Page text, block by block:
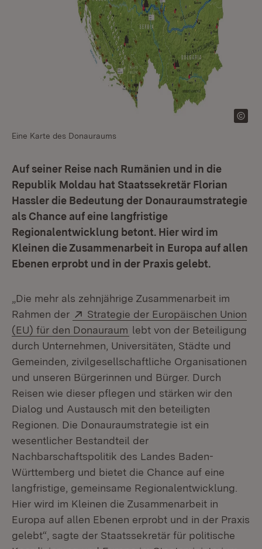
Eine Karte des Donauraums
Auf seiner Reise nach Rumänien und in die
Republik Moldau hat Staatssekretär Florian
Hassler die Bedeutung der Donauraumstrategie
als Chance auf eine langfristige
Regionalentwicklung betont. Hier wird im
Kleinen die Zusammenarbeit in Europa auf allen
Ebenen erprobt und in der Praxis gelebt.
„Die mehr als zehnjährige Zusammenarbeit im
Rahmen der
Extern:
Strategie der Europäischen Union
(EU) für den Donauraum (Öffnet in neuem Fenster)
lebt von der Beteiligung
durch Unternehmen, Universitäten, Städte und
Gemeinden, zivilgesellschaftliche Organisationen
und unseren Bürgerinnen und Bürger. Durch
Reisen wie dieser pflegen und stärken wir den
Dialog und Austausch mit den beteiligten
Regionen. Die Donauraumstrategie ist ein
wesentlicher Bestandteil der
Nachbarschaftspolitik des Landes Baden-
Württemberg und bietet die Chance auf eine
langfristige, gemeinsame Regionalentwicklung.
Hier wird im Kleinen die Zusammenarbeit in
Europa auf allen Ebenen erprobt und in der Praxis
gelebt“, sagte der Staatssekretär für politische